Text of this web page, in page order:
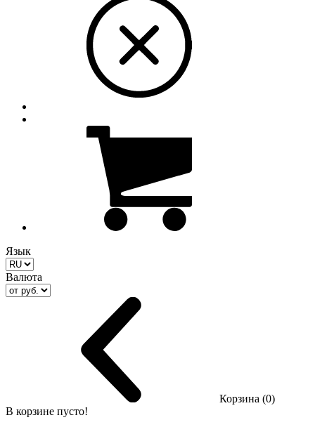
Язык
Валюта
Корзина (0)
В корзине пусто!